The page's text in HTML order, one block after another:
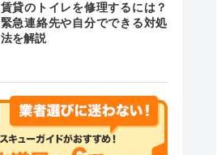
賃貸のトイレを修理するには？
緊急連絡先や自分でできる対処
法を解説